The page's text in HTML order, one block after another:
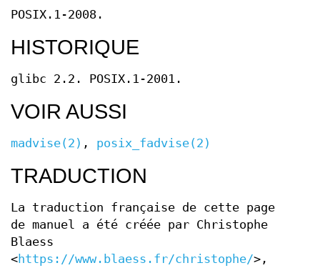
POSIX.1-2008.
HISTORIQUE
glibc 2.2. POSIX.1-2001.
VOIR AUSSI
madvise(2) , posix_fadvise(2)
TRADUCTION
La traduction française de cette page
de manuel a été créée par Christophe
Blaess
<https://www.blaess.fr/christophe/>,